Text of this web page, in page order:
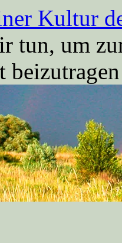
Kultur
tun, um